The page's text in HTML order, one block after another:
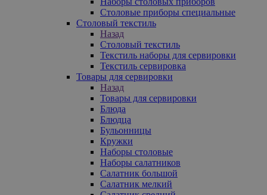
Столовые приборы специальные
Столовый текстиль
Назад
Столовый текстиль
Текстиль наборы для сервировки
Текстиль сервировка
Товары для сервировки
Назад
Товары для сервировки
Блюда
Блюдца
Бульонницы
Кружки
Наборы столовые
Наборы салатников
Салатник большой
Салатник мелкий